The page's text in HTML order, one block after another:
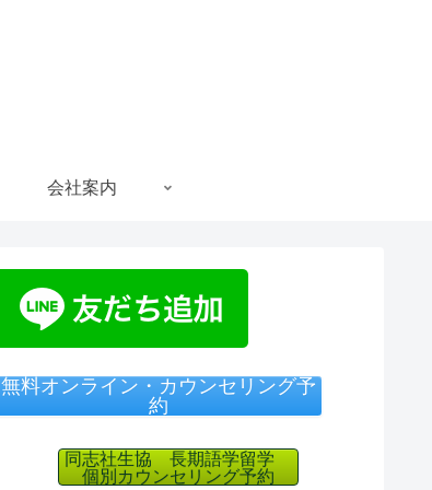
会社案内
無料オンライン・カウンセリング予
約
同志社生協 長期語学留学
個別カウンセリング予約